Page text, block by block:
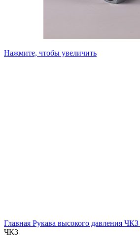
Нажмите, чтобы увеличить
Главная Рукава высокого давления ЧКЗ
ЧКЗ